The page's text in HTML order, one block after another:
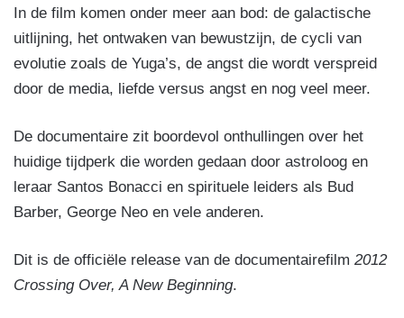
In de film komen onder meer aan bod: de galactische
uitlijning, het ontwaken van bewustzijn, de cycli van
evolutie zoals de Yuga’s, de angst die wordt verspreid
door de media, liefde versus angst en nog veel meer.
De documentaire zit boordevol onthullingen over het
huidige tijdperk die worden gedaan door astroloog en
leraar Santos Bonacci en spirituele leiders als Bud
Barber, George Neo en vele anderen.
Dit is de officiële release van de documentairefilm 2012
Crossing Over, A New Beginning.